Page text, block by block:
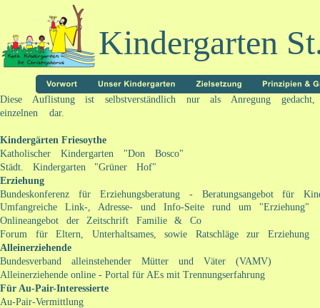
Kindergarten
Diese Auflistung ist selbstverständlich nur als Anregung
einzelnen dar.
Kindergärten Friesoythe
Katholischer Kindergarten "Don Bosco"
Städt. Kindergarten "Grüner Hof"
Erziehung
Bundeskonferenz für Erziehungsberatung - Beratungsangebot für
Umfangreiche Link-, Adresse- und Info-Seite rund um "Erziehung"
Onlineangebot der Zeitschrift Familie & Co
Forum für Eltern, Unterhaltsames, sowie Ratschläge zur Erziehung
Alleinerziehende
Bundesverband alleinstehender Mütter und Väter (VAMV)
Alleinerziehende online - Portal für AEs mit Trennungserfahrung
Für Au-Pair-Interessierte
Au-Pair-Vermittlung